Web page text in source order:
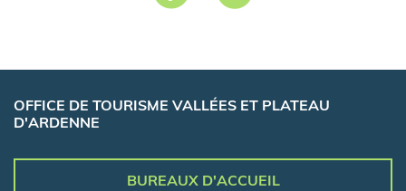
OFFICE DE TOURISME VALLÉES ET PLATEAU
D'ARDENNE
BUREAUX D'ACCUEIL